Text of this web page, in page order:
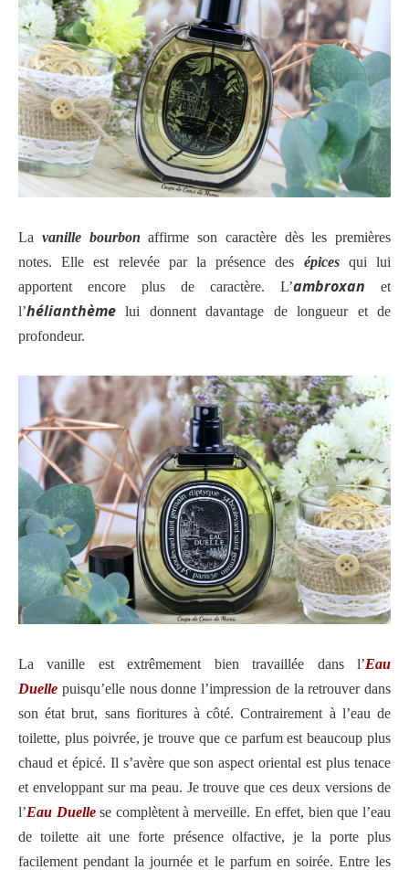
La vanille bourbon affirme son caractère dès les premières
notes. Elle est relevée par la présence des épicesqui lui
apportent encore plus de caractère. L’ambroxan et
l’hélianthème lui donnent davantage de longueur et de
profondeur.
La vanille est extrêmement bien travaillée dans l’Eau
Duelle puisqu’elle nous donne l’impression de la retrouver dans
son état brut, sans fioritures à côté. Contrairement à l’eau de
toilette, plus poivrée, je trouve que ce parfum est beaucoup plus
chaud et épicé. Il s’avère que son aspect oriental est plus tenace
et enveloppant sur ma peau. Je trouve que ces deux versions de
l’Eau Duellese complètent à merveille. En effet, bien que l’eau
de toilette ait une forte présence olfactive, je la porte plus
facilement pendant la journée et le parfum en soirée. Entre les